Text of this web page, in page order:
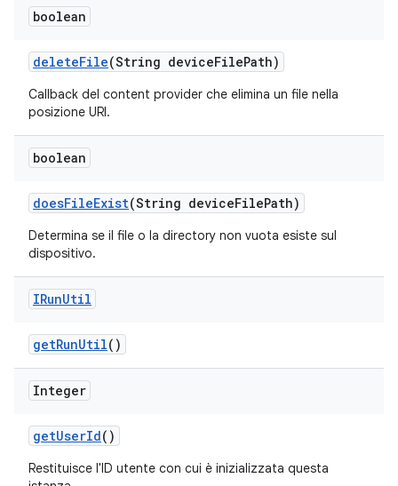
boolean
deleteFile(String deviceFilePath)
Callback del content provider che elimina un file nella
posizione URI.
boolean
doesFileExist(String deviceFilePath)
Determina se il file o la directory non vuota esiste sul
dispositivo.
IRunUtil
getRunUtil()
Integer
getUserId()
Restituisce l'ID utente con cui è inizializzata questa